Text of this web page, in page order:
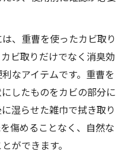
、重曹を使ったカビ取り
ビ取りだけでなく消臭効
なアイテムです。重曹を
したものをカビの部分に
湿らせた雑巾で拭き取り
傷めることなく、自然な
ができます。